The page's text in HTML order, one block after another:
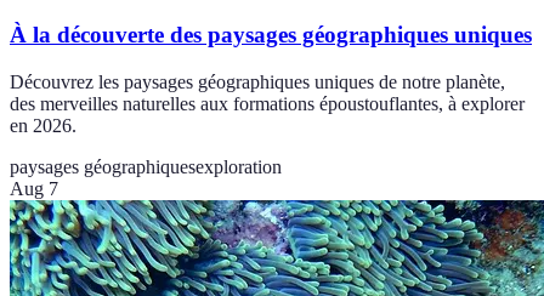
À la découverte des paysages géographiques uniques
Découvrez les paysages géographiques uniques de notre planète,
des merveilles naturelles aux formations époustouflantes, à explorer
en 2026.
paysages géographiquesexploration
Aug 7